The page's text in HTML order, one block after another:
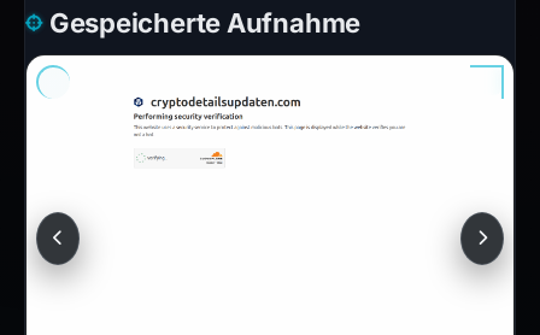
Gespeicherte Aufnahme